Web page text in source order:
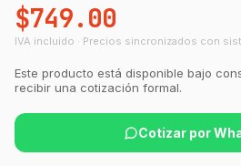
$749.00
IVA incluido · Precios sincronizados con
Este producto está disponible bajo
recibir una cotización formal.
Cotizar por